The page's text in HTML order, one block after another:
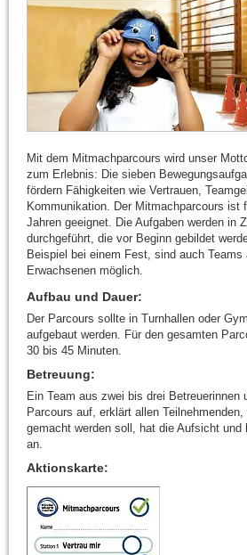
Mit dem Mitmachparcours wird unser
zum Erlebnis: Die sieben
fördern Fähigkeiten wie Vertrauen,
Kommunikation. Der Mitmachparcours ist
Jahren geeignet. Die Aufgaben werden in
durchgeführt, die vor Beginn gebildet
Beispiel bei einem Fest, sind auch Teams
Erwachsenen möglich.
Aufbau und Dauer:
Der Parcours sollte in Turnhallen oder
aufgebaut werden. Für den gesamten
30 bis 45 Minuten.
Betreuung:
Ein Team aus zwei bis drei Betreuerinnen
Parcours auf, erklärt allen
gemacht werden soll, hat die Aufsicht und
an.
Aktionskarte: